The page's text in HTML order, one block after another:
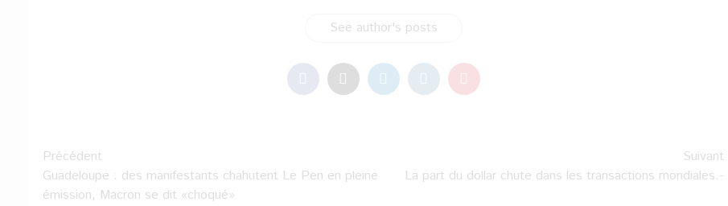
See author's posts
Navigation
d’article
Précédent
Guadeloupe : des manifestants chahutent Le Pen en pleine
émission, Macron se dit «choqué»
Suivant
La part du dollar chute dans les transactions mondiales.-